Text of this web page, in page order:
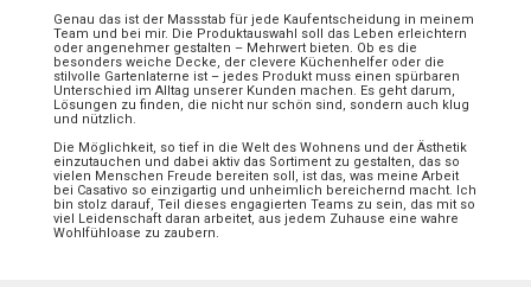
Genau das ist der Massstab für jede Kaufentscheidung in meinem
Team und bei mir. Die Produktauswahl soll das Leben erleichtern
oder angenehmer gestalten – Mehrwert bieten. Ob es die
besonders weiche Decke, der clevere Küchenhelfer oder die
stilvolle Gartenlaterne ist – jedes Produkt muss einen spürbaren
Unterschied im Alltag unserer Kunden machen. Es geht darum,
Lösungen zu finden, die nicht nur schön sind, sondern auch klug
und nützlich.
Die Möglichkeit, so tief in die Welt des Wohnens und der Ästhetik
einzutauchen und dabei aktiv das Sortiment zu gestalten, das so
vielen Menschen Freude bereiten soll, ist das, was meine Arbeit
bei Casativo so einzigartig und unheimlich bereichernd macht. Ich
bin stolz darauf, Teil dieses engagierten Teams zu sein, das mit so
viel Leidenschaft daran arbeitet, aus jedem Zuhause eine wahre
Wohlfühloase zu zaubern.